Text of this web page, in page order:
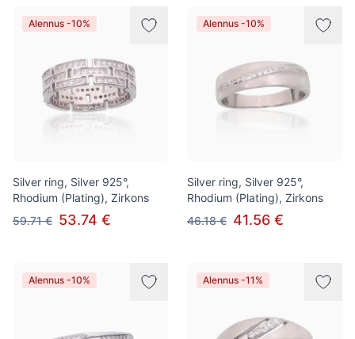
Alennus -10%
Silver ring, Silver 925°,
Rhodium (Plating), Zirkons
59.71 € 53.74 €
Alennus -10%
Silver ring, Silver 925°,
Rhodium (Plating), Zirkons
46.18 € 41.56 €
Alennus -10% Alennus -11%